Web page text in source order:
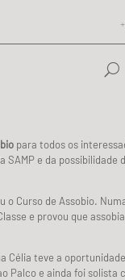
para todos os
e da possibilidade
o Curso de Assobio.
e provou que
Célia teve a
Palco e ainda foi solista